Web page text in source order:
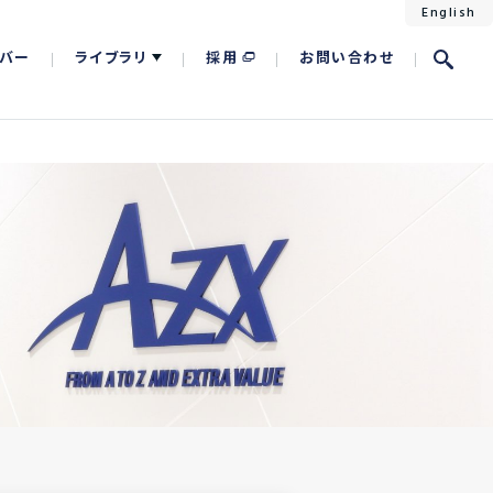
ー ライブラリ 採用 お問い合わせ
English